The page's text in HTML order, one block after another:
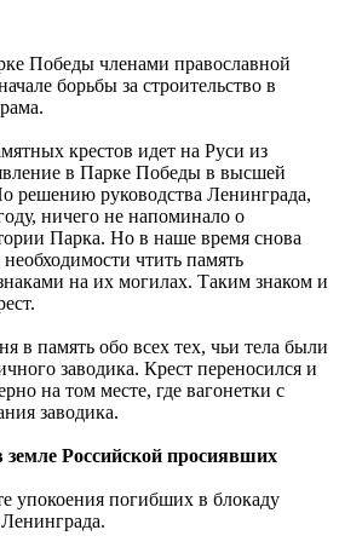
Победы членами православной
борьбы за строительство в
крестов идет на Руси из
в Парке Победы в высшей
решению руководства Ленинграда,
ничего не напоминало о
Парка. Но в наше время снова
чтить память
на их могилах. Таким знаком и
в память обо всех тех, чьи тела были
заводика. Крест переносился и
на том месте, где вагонетки с
заводика.
Российской просиявших
упокоения погибших в блокаду